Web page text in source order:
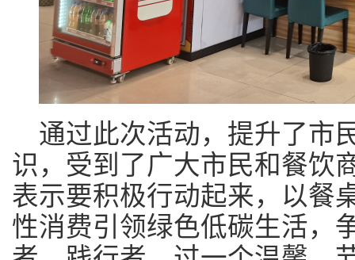
通过此次活动，提升了市
识，受到了广大市民和餐饮
表示要积极行动起来，以餐
性消费引领绿色低碳生活，